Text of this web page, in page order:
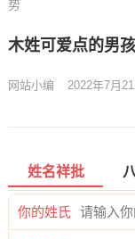
势
木姓可爱点的男
网站小编 2022年7月
姓名祥批
你的姓氏